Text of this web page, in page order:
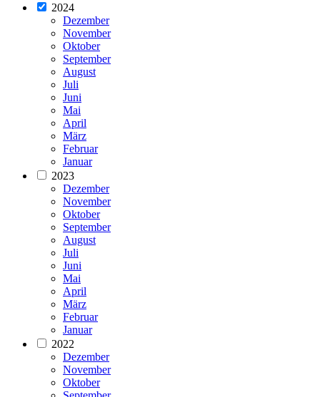
2024
Dezember
November
Oktober
September
August
Juli
Juni
Mai
April
März
Februar
Januar
2023
Dezember
November
Oktober
September
August
Juli
Juni
Mai
April
März
Februar
Januar
2022
Dezember
November
Oktober